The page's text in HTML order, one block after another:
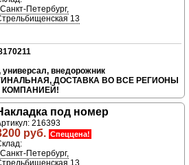
Петербург,
13
универсал, внедорожник
ДОСТАВКА ВО ВСЕ РЕГИОНЫ
КОМПАНИЕЙ!
под номер
216393
руб. Спеццена!
Петербург,